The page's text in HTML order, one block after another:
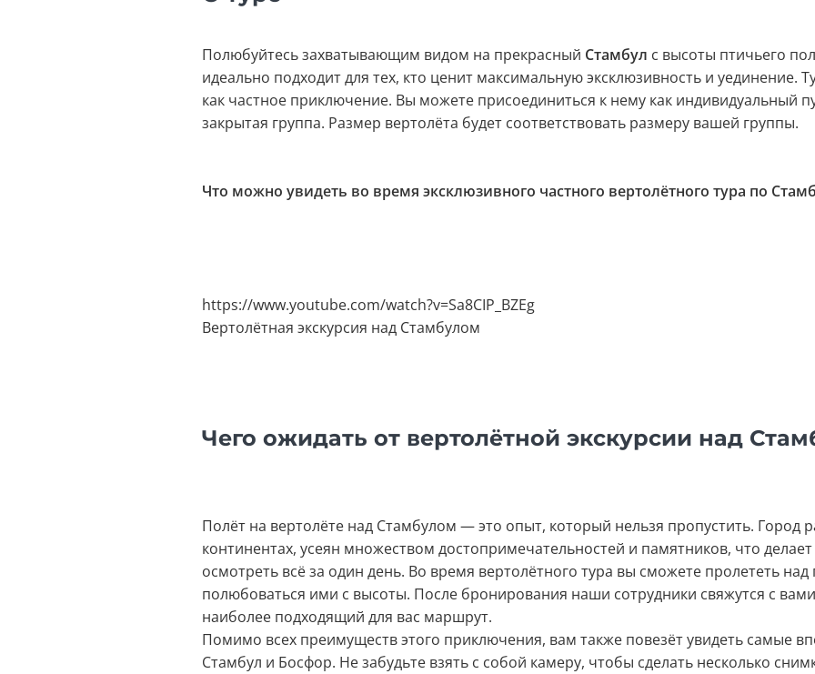
Полюбуйтесь захватывающим видом на прекрасный Стамбул с высоты птичьего
идеально подходит для тех, кто ценит максимальную эксклюзивность и уединение.
как частное приключение. Вы можете присоединиться к нему как индивидуальный
закрытая группа. Размер вертолёта будет соответствовать размеру вашей группы.
Что можно увидеть во время эксклюзивного частного вертолётного тура по
https://www.youtube.com/watch?v=Sa8CIP_BZEg
Вертолётная экскурсия над Стамбулом
Чего ожидать от вертолётной экскурсии над
Полёт на вертолёте над Стамбулом — это опыт, который нельзя пропустить. Город
континентах, усеян множеством достопримечательностей и памятников, что
осмотреть всё за один день. Во время вертолётного тура вы сможете пролететь
полюбоваться ими с высоты. После бронирования наши сотрудники свяжутся с
наиболее подходящий для вас маршрут.
Помимо всех преимуществ этого приключения, вам также повезёт увидеть самые
Стамбул и Босфор. Не забудьте взять с собой камеру, чтобы сделать несколько